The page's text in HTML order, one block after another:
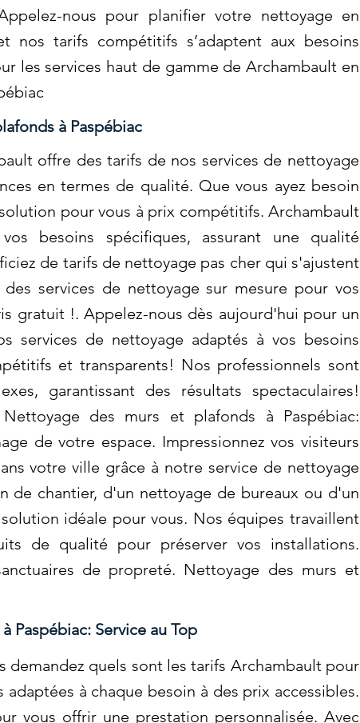
nous pour planifier votre nettoyage en
tarifs compétitifs s’adaptent aux besoins
les services haut de gamme de Archambault en
à Paspébiac
offre des tarifs de nos services de nettoyage
en termes de qualité. Que vous ayez besoin
pour vous à prix compétitifs. Archambault
besoins spécifiques, assurant une qualité
de tarifs de nettoyage pas cher qui s'ajustent
services de nettoyage sur mesure pour vos
gratuit !. Appelez-nous dès aujourd'hui pour un
services de nettoyage adaptés à vos besoins
et transparents! Nos professionnels sont
garantissant des résultats spectaculaires!
des murs et plafonds à Paspébiac:
de votre espace. Impressionnez vos visiteurs
votre ville grâce à notre service de nettoyage
de chantier, d'un nettoyage de bureaux ou d'un
idéale pour vous. Nos équipes travaillent
de qualité pour préserver vos installations.
de propreté. Nettoyage des murs et
Paspébiac: Service au Top
demandez quels sont les tarifs Archambault pour
à chaque besoin à des prix accessibles.
vous offrir une prestation personnalisée. Avec